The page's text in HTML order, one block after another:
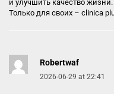
и улучшить качество жизни.
Только для своих – clinica
Robertwaf
2026-06-29 at 22:41